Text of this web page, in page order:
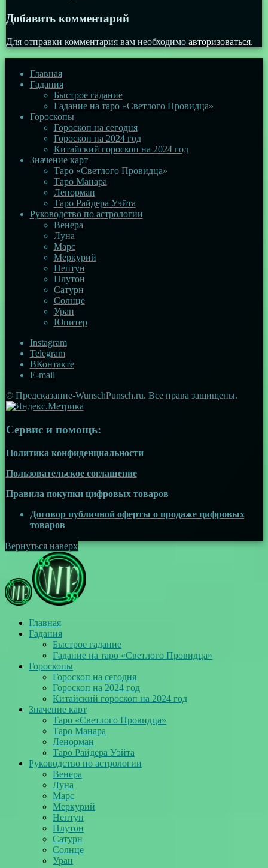
Добавить комментарий
Для отправки комментария вам необходимо авторизоваться.
Главная
Гадания
Быстрое гадание
Гадание на таро «Светлого Провидца»
Гороскопы
Гороскоп на сегодня
Гороскоп на 2024 год
Китайский гороскоп на 2024 год
Значение карт
Таро «Светлого Провидца»
Таро Манара
Ленорман
Таро Райдера Уэйта
Руководство по астрологии
Венера
Луна
Марс
Меркурий
Нептун
Плутон
Сатурн
Солнце
Уран
Юпитер
Instagram
Telegram
ВКонтакте
E-mail
© Предсказание-WunschPunsch.ru. Все права защищены.
Сервис и помощь:
Политика конфиденциальности
Пользовательское соглашение
Правила покупки цифровых товаров
Договор публичной оферты о продаже цифровых
товаров
Вернуться наверх
Главная
Гадания
Быстрое гадание
Гадание на таро «Светлого Провидца»
Гороскопы
Гороскоп на сегодня
Гороскоп на 2024 год
Китайский гороскоп на 2024 год
Значение карт
Таро «Светлого Провидца»
Таро Манара
Ленорман
Таро Райдера Уэйта
Руководство по астрологии
Венера
Луна
Марс
Меркурий
Нептун
Плутон
Сатурн
Солнце
Уран